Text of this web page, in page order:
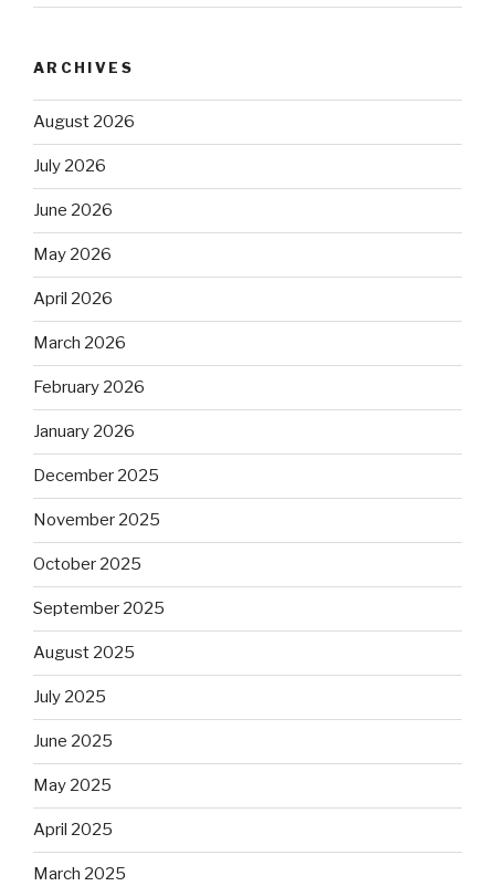
ARCHIVES
August 2026
July 2026
June 2026
May 2026
April 2026
March 2026
February 2026
January 2026
December 2025
November 2025
October 2025
September 2025
August 2025
July 2025
June 2025
May 2025
April 2025
March 2025